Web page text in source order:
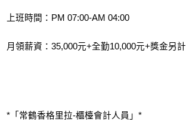
上班時間：PM 07:00-AM 04:00
月領薪資：35,000元+全勤10,000元+獎金另計
*「常鶴香格里拉-櫃檯會計人員」*